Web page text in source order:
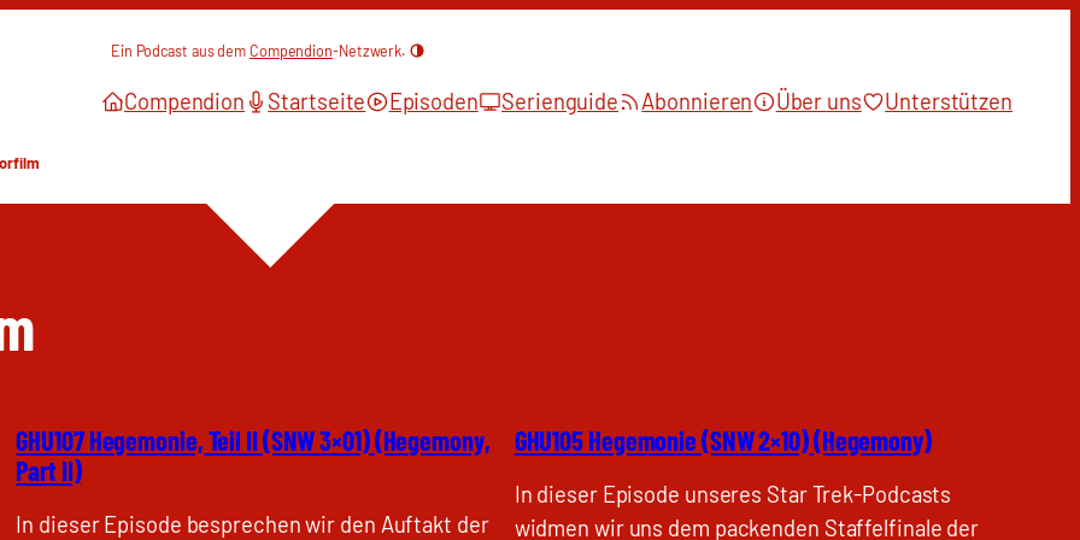
Ein Podcast aus dem Compendion-Netzwerk.
Compendion Startseite Episoden Serienguide Abonnieren Über uns Unterstützen
GHU107 Hegemonie, Teil II (SNW 3×01) (Hegemony,
Part II)
In dieser Episode besprechen wir den Auftakt der
GHU105 Hegemonie (SNW 2×10) (Hegemony)
In dieser Episode unseres Star Trek-Podcasts
widmen wir uns dem packenden Staffelfinale der